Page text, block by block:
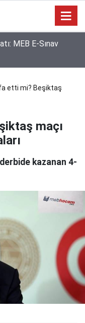
ve Öğretmen
etti mi? Beşiktaş
maçı
kazanan 4-